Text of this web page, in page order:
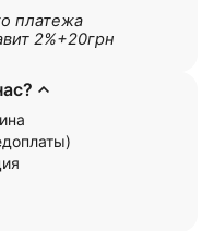
платежа
2%+20грн